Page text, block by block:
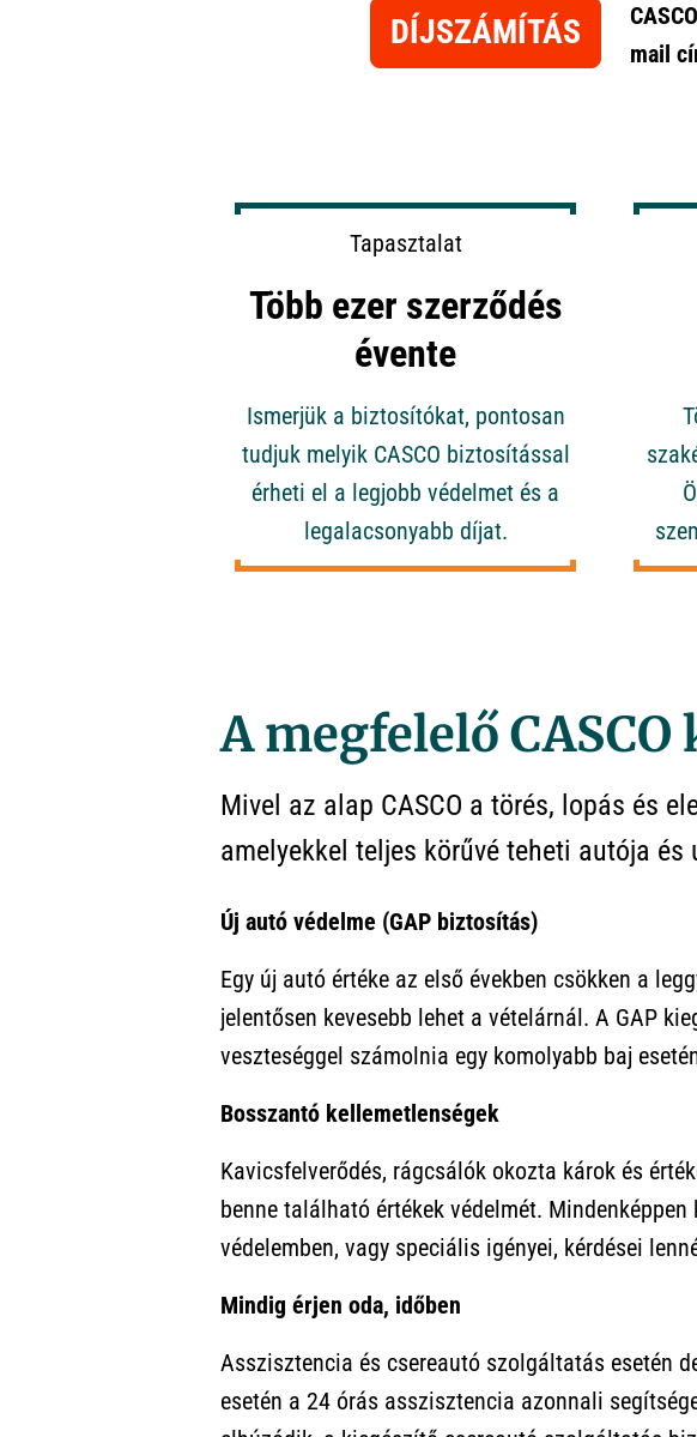
DÍJSZÁMÍTÁS
mail
Tapasztalat
Több ezer szerződés
évente
Ismerjük a biztosítókat, pontosan
tudjuk melyik CASCO biztosítással
érheti el a legjobb védelmet és a
legalacsonyabb díjat.
A megfelelő
Mivel az alap CASCO a törés, lopás és
amelyekkel teljes körűvé teheti autója
Új autó védelme (GAP biztosítás)
Egy új autó értéke az első években csökken a
jelentősen kevesebb lehet a vételárnál. A GAP
veszteséggel számolnia egy komolyabb baj
Bosszantó kellemetlenségek
Kavicsfelverődés, rágcsálók okozta károk és
benne található értékek védelmét.
védelemben, vagy speciális igényei, kérdései
Mindig érjen oda, időben
Asszisztencia és csereautó szolgáltatás esetén
esetén a 24 órás asszisztencia azonnali